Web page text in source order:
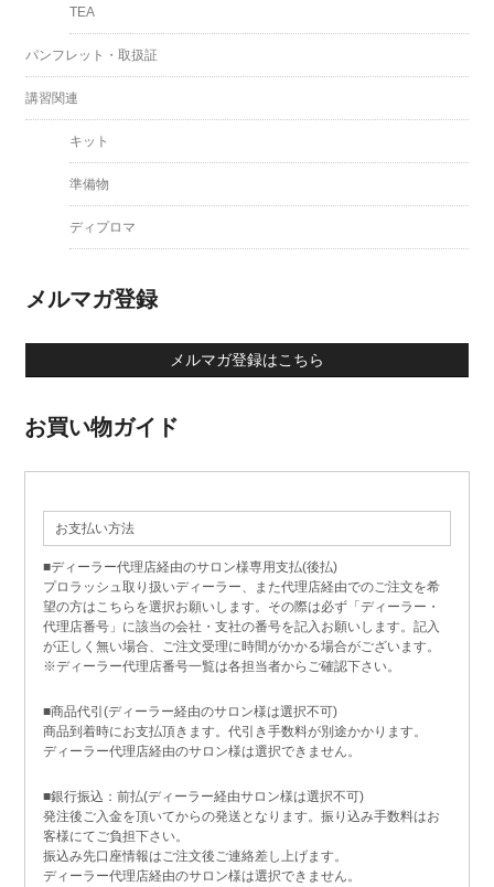
TEA
パンフレット・取扱証
講習関連
キット
準備物
ディプロマ
メルマガ登録
メルマガ登録はこちら
お買い物ガイド
お支払い方法
■ディーラー代理店経由のサロン様専用支払(後払)
プロラッシュ取り扱いディーラー、また代理店経由でのご注文を希
望の方はこちらを選択お願いします。その際は必ず「ディーラー・
代理店番号」に該当の会社・支社の番号を記入お願いします。記入
が正しく無い場合、ご注文受理に時間がかかる場合がございます。
※ディーラー代理店番号一覧は各担当者からご確認下さい。
■商品代引(ディーラー経由のサロン様は選択不可)
商品到着時にお支払頂きます。代引き手数料が別途かかります。
ディーラー代理店経由のサロン様は選択できません。
■銀行振込：前払(ディーラー経由サロン様は選択不可)
発注後ご入金を頂いてからの発送となります。振り込み手数料はお
客様にてご負担下さい。
振込み先口座情報はご注文後ご連絡差し上げます。
ディーラー代理店経由のサロン様は選択できません。